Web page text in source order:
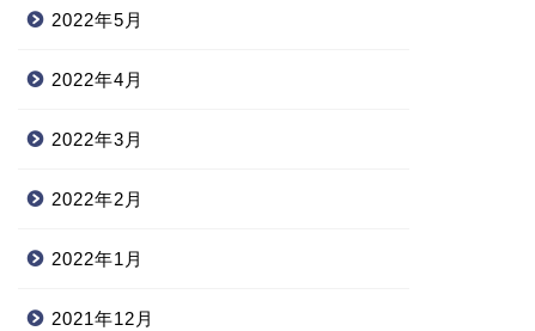
2022年5月
2022年4月
2022年3月
2022年2月
2022年1月
2021年12月